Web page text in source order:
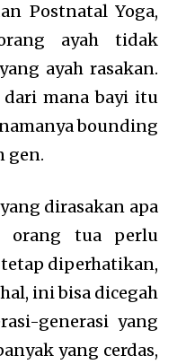
Postnatal Yoga,
ayah tidak
ayah rasakan.
mana bayi itu
bounding
gen.
dirasakan apa
orang tua perlu
diperhatikan,
ini bisa dicegah
generasi yang
yang cerdas,